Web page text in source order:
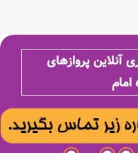
آنلاین پروازهای
امام